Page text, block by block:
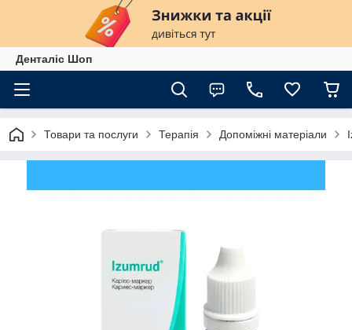
Денталіс Шоп
Товари та послуги Терапія Допоміжні матеріали